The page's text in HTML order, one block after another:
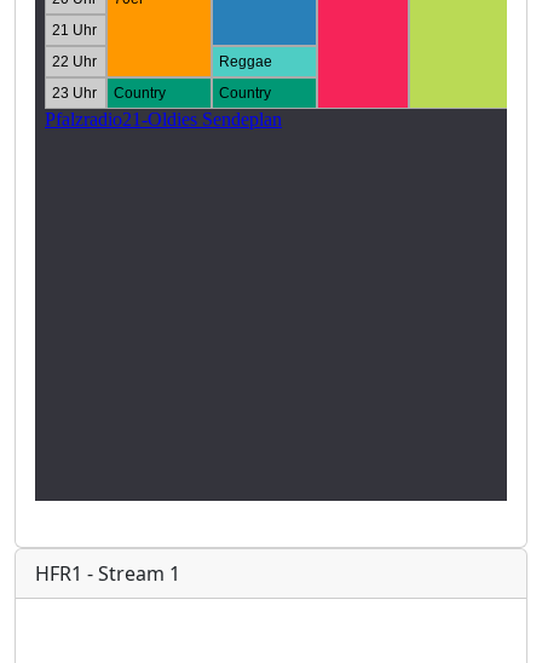
HFR1 - Stream 1